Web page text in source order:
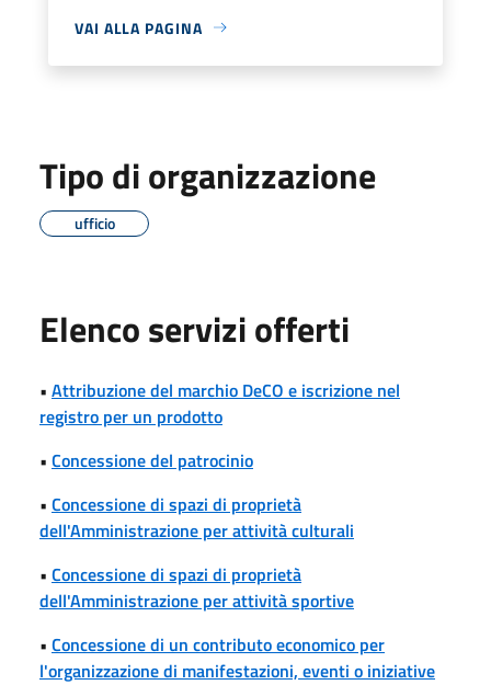
VAI ALLA PAGINA
Tipo di organizzazione
ufficio
Elenco servizi offerti
• Attribuzione del marchio DeCO e iscrizione nel
registro per un prodotto
• Concessione del patrocinio
• Concessione di spazi di proprietà
dell'Amministrazione per attività culturali
• Concessione di spazi di proprietà
dell'Amministrazione per attività sportive
• Concessione di un contributo economico per
l'organizzazione di manifestazioni, eventi o iniziative